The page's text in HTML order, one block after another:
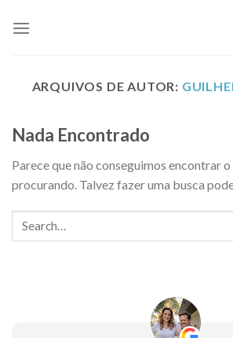
ARQUIVOS DE AUTOR:
Nada Encontrado
Parece que não conseguimos encontrar
procurando. Talvez fazer uma busca